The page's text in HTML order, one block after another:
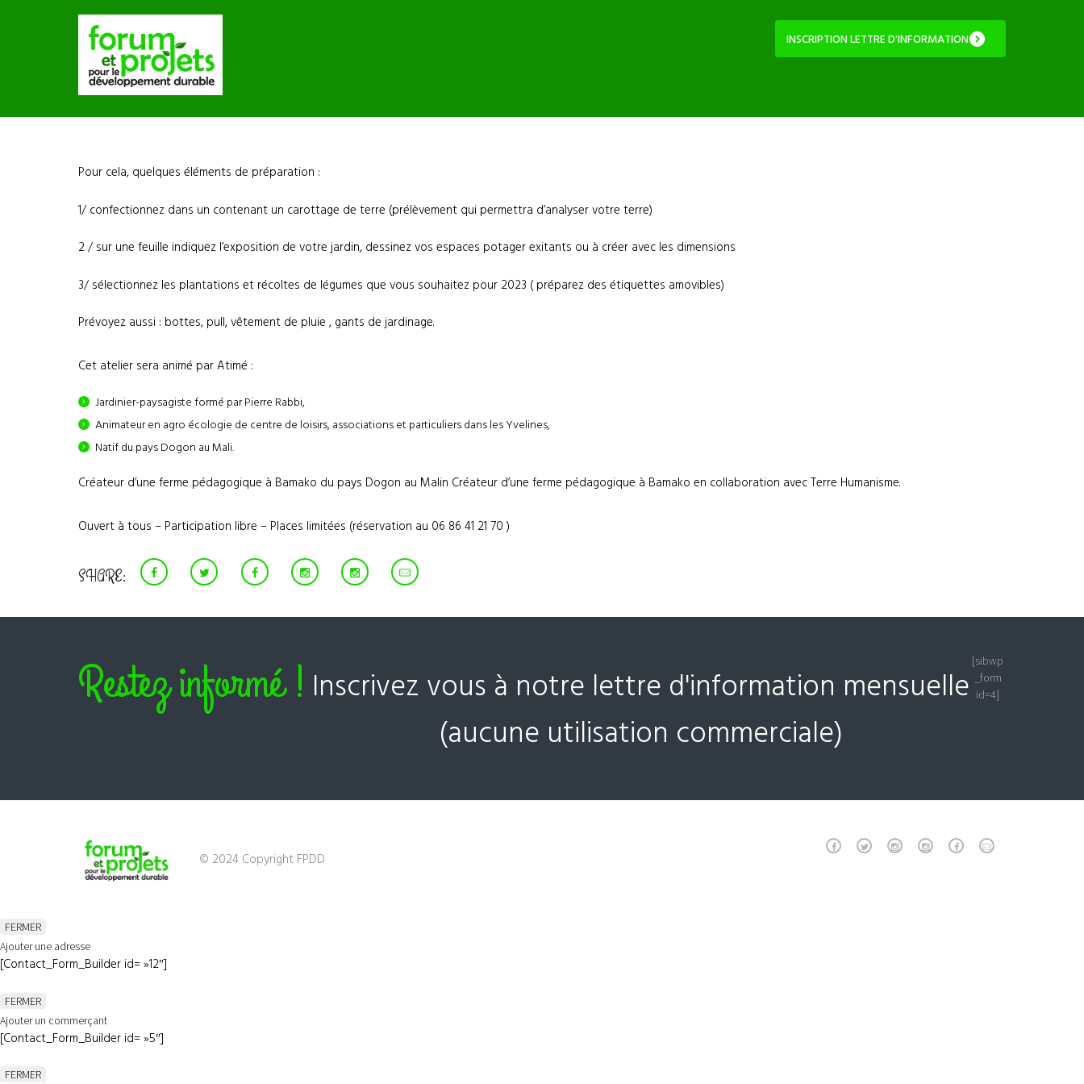
INSCRIPTION LETTRE D'INFORMATION :
Pour cela, quelques éléments de préparation :
1/ confectionnez dans un contenant un carottage de terre (prélèvement qui permettra d’analyser votre terre)
2 / sur une feuille indiquez l’exposition de votre jardin, dessinez vos espaces potager exitants ou à créer avec les dimensions
3/ sélectionnez les plantations et récoltes de légumes que vous souhaitez pour 2023 ( préparez des étiquettes amovibles)
Prévoyez aussi : bottes, pull, vêtement de pluie , gants de jardinage.
Cet atelier sera animé par Atimé :
Jardinier-paysagiste formé par Pierre Rabbi,
Animateur en agro écologie de centre de loisirs, associations et particuliers dans les Yvelines,
Natif du pays Dogon au Mali.
Créateur d’une ferme pédagogique à Bamako du pays Dogon au Malin Créateur d’une ferme pédagogique à Bamako en collaboration avec Terre Humanisme.
Ouvert à tous – Participation libre – Places limitées (réservation au 06 86 41 21 70)
SHARE:
Restez informé ! Inscrivez vous à notre lettre d'information mensuelle
(aucune utilisation commerciale)
[sibwp
_form
id=4]
© 2024 Copyright FPDD
FERMER
Ajouter une adresse
[Contact_Form_Builder id= »12″]
FERMER
Ajouter un commerçant
[Contact_Form_Builder id= »5″]
FERMER